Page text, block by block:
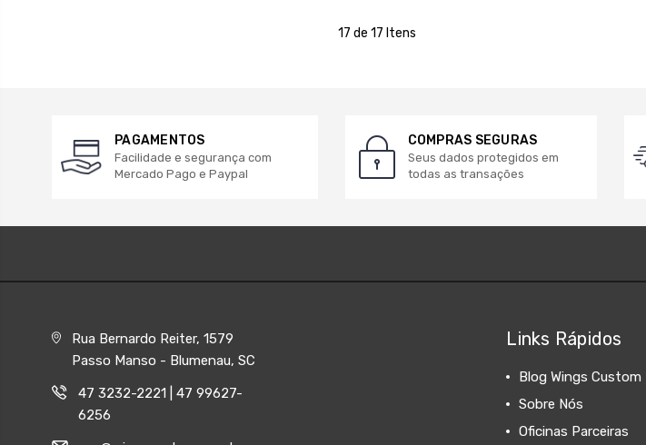
17 de 17 Itens
PAGAMENTOS
Facilidade e segurança com
Mercado Pago e Paypal
COMPRAS SEGURAS
Seus dados protegidos em
todas as transações
Rua Bernardo Reiter, 1579
Passo Manso - Blumenau, SC
47 3232-2221 | 47 99627-
6256
Links Rápidos
Blog Wings Custom
Sobre Nós
Oficinas Parceiras